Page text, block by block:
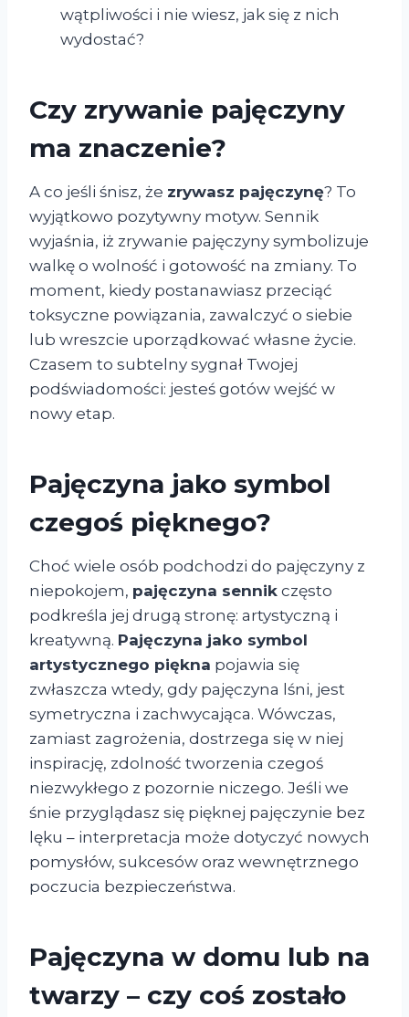
wątpliwości i nie wiesz, jak się z nich
wydostać?
Czy zrywanie pajęczyny
ma znaczenie?
A co jeśli śnisz, że zrywasz pajęczynę? To
wyjątkowo pozytywny motyw. Sennik
wyjaśnia, iż zrywanie pajęczyny symbolizuje
walkę o wolność i gotowość na zmiany. To
moment, kiedy postanawiasz przeciąć
toksyczne powiązania, zawalczyć o siebie
lub wreszcie uporządkować własne życie.
Czasem to subtelny sygnał Twojej
podświadomości: jesteś gotów wejść w
nowy etap.
Pajęczyna jako symbol
czegoś pięknego?
Choć wiele osób podchodzi do pajęczyny z
niepokojem, pajęczyna sennik często
podkreśla jej drugą stronę: artystyczną i
kreatywną. Pajęczyna jako symbol
artystycznego piękna pojawia się
zwłaszcza wtedy, gdy pajęczyna lśni, jest
symetryczna i zachwycająca. Wówczas,
zamiast zagrożenia, dostrzega się w niej
inspirację, zdolność tworzenia czegoś
niezwykłego z pozornie niczego. Jeśli we
śnie przyglądasz się pięknej pajęczynie bez
lęku – interpretacja może dotyczyć nowych
pomysłów, sukcesów oraz wewnętrznego
poczucia bezpieczeństwa.
Pajęczyna w domu lub na
twarzy – czy coś zostało